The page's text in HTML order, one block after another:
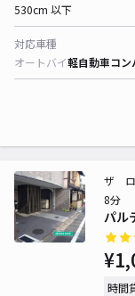
530cm 以下
対応車種
オートバイ軽自動車コ
パル
ザ ロ
8分
時間